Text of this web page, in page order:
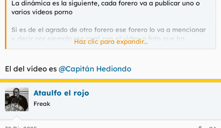
La dinámica es la siguiente, cada forero va a publicar uno o
varios videos porno
Si es de el agrado de otro forero ese forero lo va a mencionar
y decir por ejemplo me corri con el video o foto que ha
publicado@serdoo con el video de@Bruce Harperetc
Y sube una foto de su corrida
Si el video no os ha gustado le dejáis un hijo de puta y si si si
os ha gustado dejar un like
Al final podemos inventar algunos premios a los videos que
Haz clic para expandir...
El del vídeo es @Capitán Hediondo
Ataulfo el rojo
Freak